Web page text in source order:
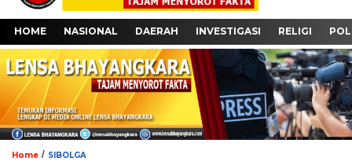
HOME NASIONAL DAERAH INVESTIGASI RELIGI
Home / SIBOLGA